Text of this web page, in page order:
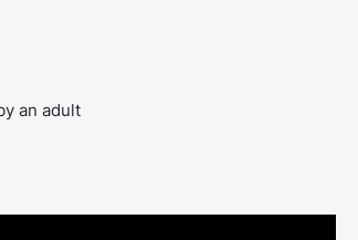
an adult